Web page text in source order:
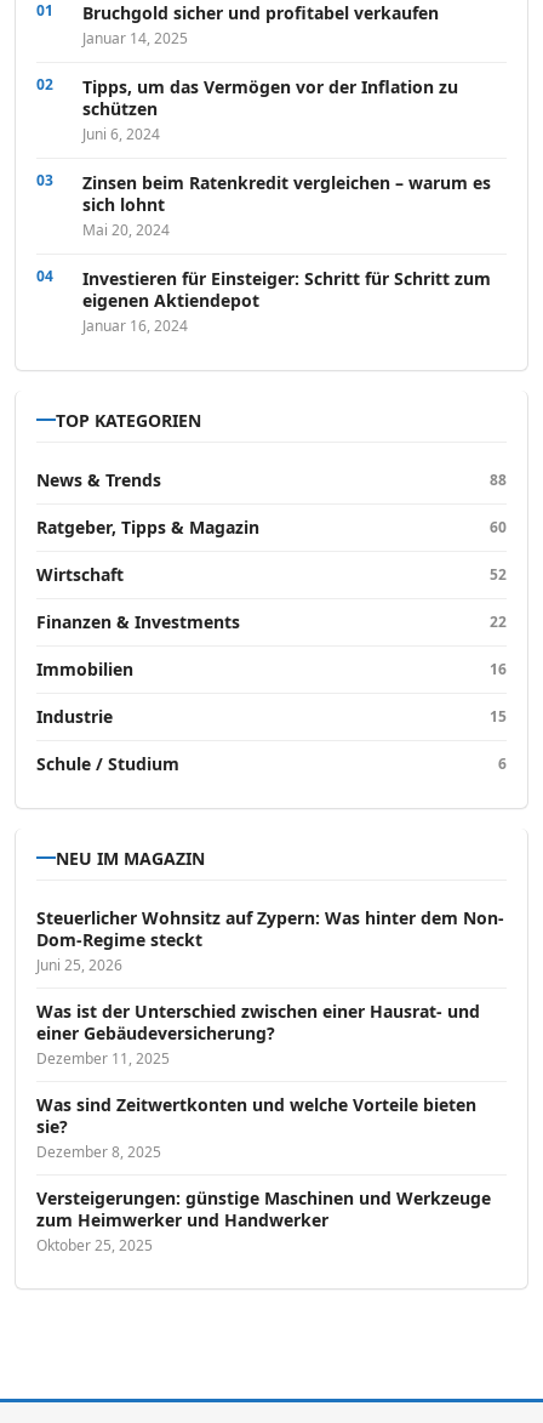
Bruchgold sicher und profitabel verkaufen
Januar 14, 2025
Tipps, um das Vermögen vor der Inflation zu
schützen
Juni 6, 2024
Zinsen beim Ratenkredit vergleichen – warum es
sich lohnt
Mai 20, 2024
Investieren für Einsteiger: Schritt für Schritt zum
eigenen Aktiendepot
Januar 16, 2024
TOP KATEGORIEN
News & Trends 88
Ratgeber, Tipps & Magazin 60
Wirtschaft 52
Finanzen & Investments 22
Immobilien 16
Industrie 15
Schule / Studium 6
NEU IM MAGAZIN
Steuerlicher Wohnsitz auf Zypern: Was hinter dem Non-
Dom-Regime steckt
Juni 25, 2026
Was ist der Unterschied zwischen einer Hausrat- und
einer Gebäudeversicherung?
Dezember 11, 2025
Was sind Zeitwertkonten und welche Vorteile bieten
sie?
Dezember 8, 2025
Versteigerungen: günstige Maschinen und Werkzeuge
zum Heimwerker und Handwerker
Oktober 25, 2025